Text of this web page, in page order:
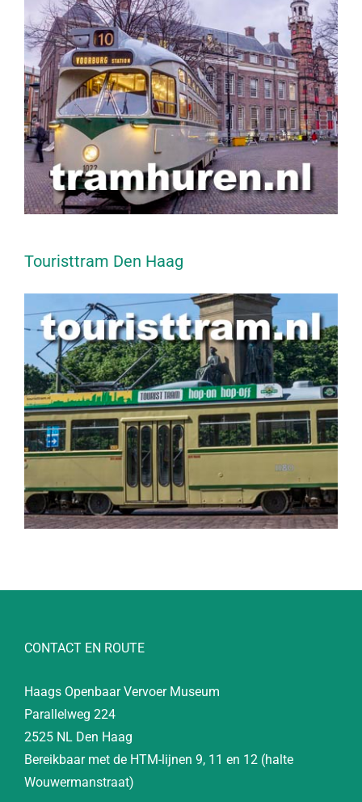
Touristtram Den Haag
CONTACT EN ROUTE
Haags Openbaar Vervoer Museum
Parallelweg 224
2525 NL Den Haag
Bereikbaar met de HTM-lijnen 9, 11 en 12 (halte
Wouwermanstraat)